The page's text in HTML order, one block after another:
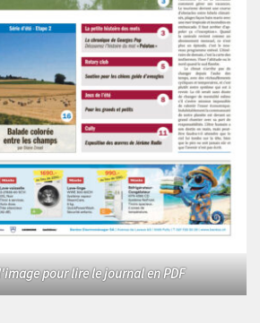
pour lire le journal en PDF